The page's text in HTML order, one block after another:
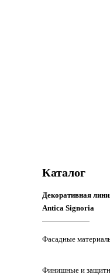
Каталог
Декоративная
Antica Signoria
Фасадные
Финишные и